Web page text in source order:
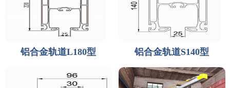
铝合金轨道L180型 铝合金轨道S140型